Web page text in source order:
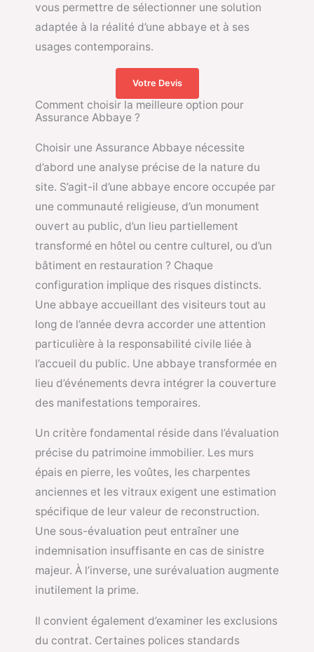
vous permettre de sélectionner une solution
adaptée à la réalité d’une abbaye et à ses
usages contemporains.
Votre Devis
Comment choisir la meilleure option pour
Assurance Abbaye ?
Choisir une Assurance Abbaye nécessite
d’abord une analyse précise de la nature du
site. S’agit-il d’une abbaye encore occupée par
une communauté religieuse, d’un monument
ouvert au public, d’un lieu partiellement
transformé en hôtel ou centre culturel, ou d’un
bâtiment en restauration ? Chaque
configuration implique des risques distincts.
Une abbaye accueillant des visiteurs tout au
long de l’année devra accorder une attention
particulière à la responsabilité civile liée à
l’accueil du public. Une abbaye transformée en
lieu d’événements devra intégrer la couverture
des manifestations temporaires.
Un critère fondamental réside dans l’évaluation
précise du patrimoine immobilier. Les murs
épais en pierre, les voûtes, les charpentes
anciennes et les vitraux exigent une estimation
spécifique de leur valeur de reconstruction.
Une sous-évaluation peut entraîner une
indemnisation insuffisante en cas de sinistre
majeur. À l’inverse, une surévaluation augmente
inutilement la prime.
Il convient également d’examiner les exclusions
du contrat. Certaines polices standards